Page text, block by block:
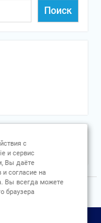
Поиск
с
и сервис
Вы даёте
согласие на
Вы всегда можете
браузера